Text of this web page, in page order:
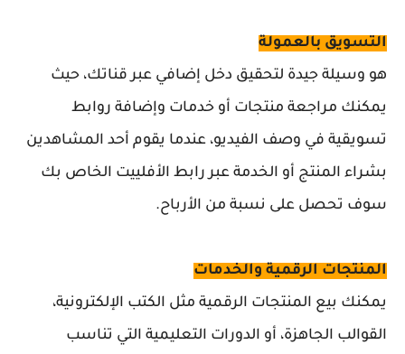
التسويق بالعمولة
هو وسيلة جيدة لتحقيق دخل إضافي عبر قناتك، حيث
يمكنك مراجعة منتجات أو خدمات وإضافة روابط
تسويقية في وصف الفيديو، عندما يقوم أحد المشاهدين
بشراء المنتج أو الخدمة عبر رابط الأفلييت الخاص بك
سوف تحصل على نسبة من الأرباح.
المنتجات الرقمية والخدمات
يمكنك بيع المنتجات الرقمية مثل الكتب الإلكترونية،
القوالب الجاهزة، أو الدورات التعليمية التي تناسب